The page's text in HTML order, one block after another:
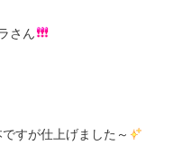
さん
すが仕上げました～